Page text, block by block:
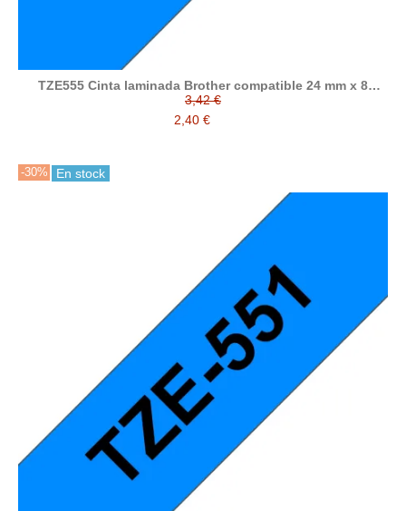
TZE555 Cinta laminada Brother compatible 24 mm x 8
metros
3,42 €
2,40 €
-30% En stock